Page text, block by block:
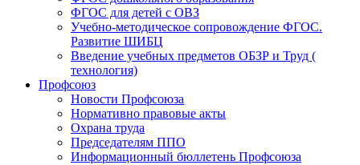
ФГОС для детей с ОВЗ
Учебно-методическое сопровождение ФГОС.
Развитие ШИБЦ
Введение учебных предметов ОБЗР и Труд (
технология)
Профсоюз
Новости Профсоюза
Нормативно правовые акты
Охрана труда
Председателям ППО
Информационный бюллетень Профсоюза